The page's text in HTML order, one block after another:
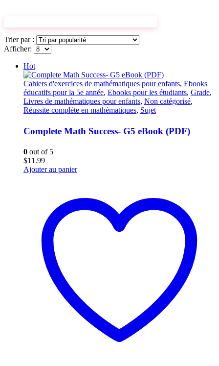
Trier par :
Afficher:
Hot
Cahiers d'exercices de mathématiques pour enfants, Ebooks
éducatifs pour la 5e année, Ebooks pour les étudiants, Grade,
Livres de mathématiques pour enfants, Non catégorisé,
Réussite complète en mathématiques, Sujet
Complete Math Success- G5 eBook (PDF)
0 out of 5
$11.99
Ajouter au panier